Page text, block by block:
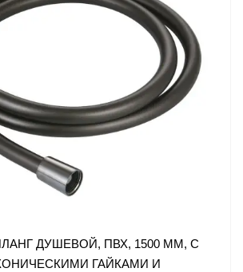
ДУШЕВОЙ, ПВХ, 1500 ММ, С
ГАЙКАМИ И